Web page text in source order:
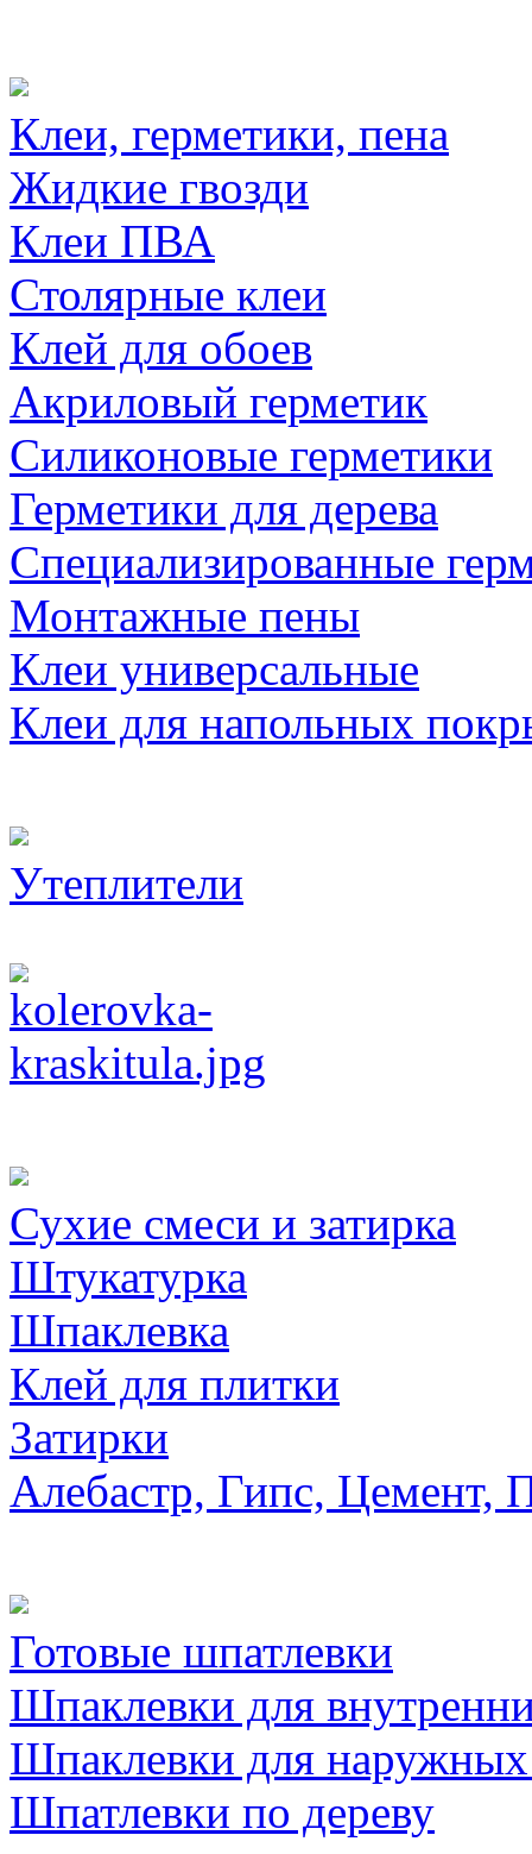
Клеи, герметики, пена
Жидкие гвозди
Клеи ПВА
Столярные клеи
Клей для обоев
Акриловый герметик
Силиконовые герметики
Герметики для дерева
Специализированные
Монтажные пены
Клеи универсальные
Клеи для напольных
Утеплители
Сухие смеси и затирка
Штукатурка
Шпаклевка
Клей для плитки
Затирки
Алебастр, Гипс, Цемент,
Готовые шпатлевки
Шпаклевки для
Шпаклевки для наружных
Шпатлевки по дереву